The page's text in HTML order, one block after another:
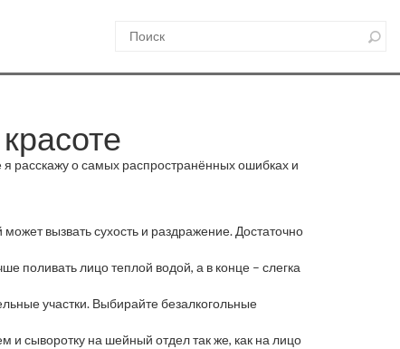
расскажу о самых распространённых ошибках и
вызвать сухость и раздражение. Достаточно
поливать лицо теплой водой, а в конце – слегка
участки. Выбирайте безалкогольные
сыворотку на шейный отдел так же, как на лицо